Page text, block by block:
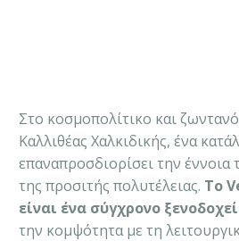
Στο κοσμοπολίτικο και
Καλλιθέας Χαλκιδικής, ένα
επαναπροσδιορίσει την έννοια
της προσιτής πολυτέλειας. Το
είναι ένα σύγχρονο
την κομψότητα με τη